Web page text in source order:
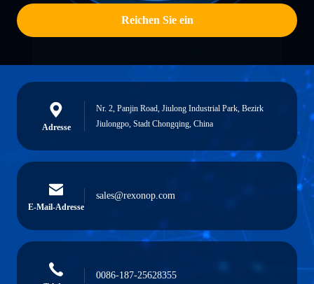
Reichen Sie ein
Adresse
Nr. 2, Panjin Road, Jiulong Industrial Park, Bezirk
Jiulongpo, Stadt Chongqing, China
E-Mail-Adresse
sales@rexonop.com
0086-187-25628355